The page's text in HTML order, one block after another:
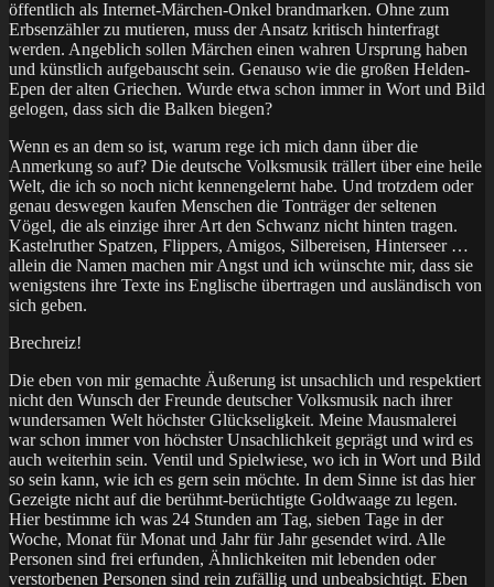
öffentlich als Internet-Märchen-Onkel brandmarken. Ohne zum
Erbsenzähler zu mutieren, muss der Ansatz kritisch hinterfragt
werden. Angeblich sollen Märchen einen wahren Ursprung haben
und künstlich aufgebauscht sein. Genauso wie die großen Helden-
Epen der alten Griechen. Wurde etwa schon immer in Wort und Bild
gelogen, dass sich die Balken biegen?
Wenn es an dem so ist, warum rege ich mich dann über die
Anmerkung so auf? Die deutsche Volksmusik trällert über eine heile
Welt, die ich so noch nicht kennengelernt habe. Und trotzdem oder
genau deswegen kaufen Menschen die Tonträger der seltenen
Vögel, die als einzige ihrer Art den Schwanz nicht hinten tragen.
Kastelruther Spatzen, Flippers, Amigos, Silbereisen, Hinterseer …
allein die Namen machen mir Angst und ich wünschte mir, dass sie
wenigstens ihre Texte ins Englische übertragen und ausländisch von
sich geben.
Brechreiz!
Die eben von mir gemachte Äußerung ist unsachlich und respektiert
nicht den Wunsch der Freunde deutscher Volksmusik nach ihrer
wundersamen Welt höchster Glückseligkeit. Meine Mausmalerei
war schon immer von höchster Unsachlichkeit geprägt und wird es
auch weiterhin sein. Ventil und Spielwiese, wo ich in Wort und Bild
so sein kann, wie ich es gern sein möchte. In dem Sinne ist das hier
Gezeigte nicht auf die berühmt-berüchtigte Goldwaage zu legen.
Hier bestimme ich was 24 Stunden am Tag, sieben Tage in der
Woche, Monat für Monat und Jahr für Jahr gesendet wird. Alle
Personen sind frei erfunden, Ähnlichkeiten mit lebenden oder
verstorbenen Personen sind rein zufällig und unbeabsichtigt. Eben